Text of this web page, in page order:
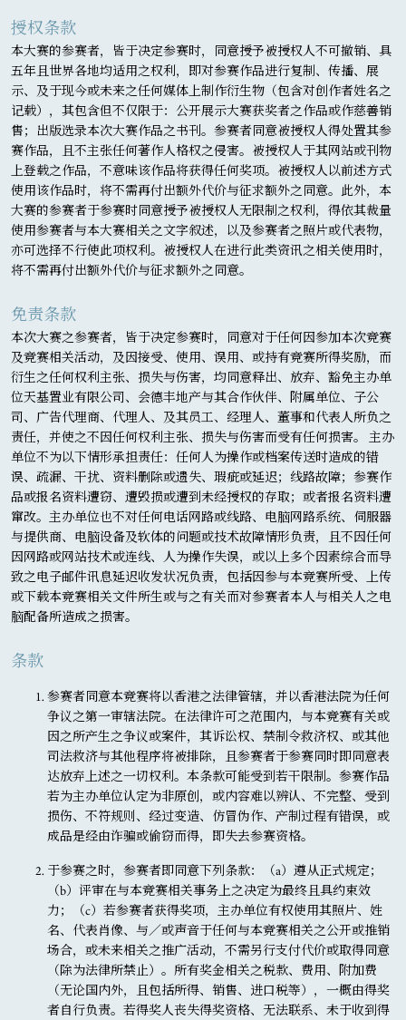
授权条款
本大赛的参赛者，皆于决定参赛时，同意授予被授权人不可撤销、具
五年且世界各地均适用之权利，即对参赛作品进行复制、传播、展
示、及于现今或未来之任何媒体上制作衍生物（包含对创作者姓名之
记载），其包含但不仅限于：公开展示大赛获奖者之作品或作慈善销
售；出版选录本次大赛作品之书刊。参赛者同意被授权人得处置其参
赛作品，且不主张任何著作人格权之侵害。被授权人于其网站或刊物
上登载之作品，不意味该作品将获得任何奖项。被授权人以前述方式
使用该作品时，将不需再付出额外代价与征求额外之同意。此外，本
大赛的参赛者于参赛时同意授予被授权人无限制之权利，得依其裁量
使用参赛者与本大赛相关之文字叙述，以及参赛者之照片或代表物，
亦可选择不行使此项权利。被授权人在进行此类资讯之相关使用时，
将不需再付出额外代价与征求额外之同意。
免责条款
本次大赛之参赛者，皆于决定参赛时，同意对于任何因参加本次竞赛
及竞赛相关活动，及因接受、使用、误用、或持有竞赛所得奖励，而
衍生之任何权利主张、损失与伤害，均同意释出、放弃、豁免主办单
位天基置业有限公司、会德丰地产与其合作伙伴、附属单位、子公
司、广告代理商、代理人、及其员工、经理人、董事和代表人所负之
责任，并使之不因任何权利主张、损失与伤害而受有任何损害。 主办
单位不为以下情形承担责任：任何人为操作或档案传送时造成的错
误、疏漏、干扰、资料删除或遗失、瑕疵或延迟；线路故障；参赛作
品或报名资料遭窃、遭毁损或遭到未经授权的存取；或者报名资料遭
窜改。主办单位也不对任何电话网路或线路、电脑网路系统、伺服器
与提供商、电脑设备及软体的问题或技术故障情形负责，且不因任何
因网路或网站技术或连线、人为操作失误，或以上多个因素综合而导
致之电子邮件讯息延迟收发状况负责，包括因参与本竞赛所受、上传
或下载本竞赛相关文件所生或与之有关而对参赛者本人与相关人之电
脑配备所造成之损害。
条款
参赛者同意本竞赛将以香港之法律管辖，并以香港法院为任何
争议之第一审辖法院。在法律许可之范围内，与本竞赛有关或
因之所产生之争议或案件，其诉讼权、禁制令救济权、或其他
司法救济与其他程序将被排除，且参赛者于参赛同时即同意表
达放弃上述之一切权利。本条款可能受到若干限制。参赛作品
若为主办单位认定为非原创，或内容难以辨认、不完整、受到
损伤、不符规则、经过变造、仿冒伪作、产制过程有错误，或
成品是经由诈骗或偷窃而得，即失去参赛资格。
于参赛之时，参赛者即同意下列条款：（a）遵从正式规定；
（b）评审在与本竞赛相关事务上之决定为最终且具约束效
力；（c）若参赛者获得奖项，主办单位有权使用其照片、姓
名、代表肖像、与／或声音于任何与本竞赛相关之公开或推销
场合，或未来相关之推广活动，不需另行支付代价或取得同意
（除为法律所禁止）。所有奖金相关之税款、费用、附加费
（无论国内外，且包括所得、销售、进口税等），一概由得奖
者自行负责。若得奖人丧失得奖资格、无法联系、未于收到得